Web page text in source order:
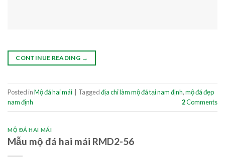
CONTINUE READING →
Posted inMộ đá hai mái Taggedđịa chỉ làm mộ đá tại nam định,mộ đá đẹp
nam định
2Comments
MỘ ĐÁ HAI MÁI
Mẫu mộ đá hai mái RMD2-56